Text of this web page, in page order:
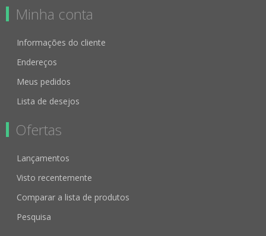
Minha conta
Informações do cliente
Endereços
Meus pedidos
Lista de desejos
Ofertas
Lançamentos
Visto recentemente
Comparar a lista de produtos
Pesquisa